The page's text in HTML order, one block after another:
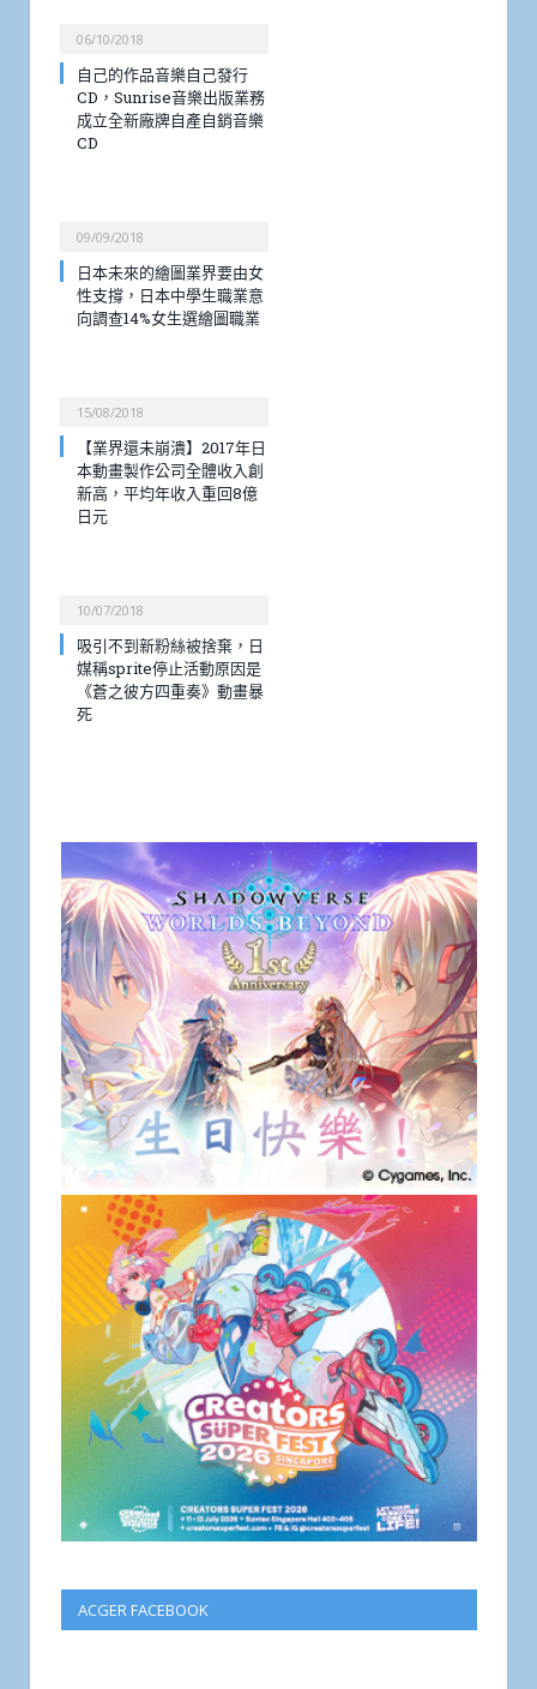
06/10/2018
自己的作品音樂自己發行
CD，Sunrise音樂出版業務
成立全新廠牌自產自銷音樂
CD
09/09/2018
日本未來的繪圖業界要由女
性支撐，日本中學生職業意
向調查14%女生選繪圖職業
15/08/2018
【業界還未崩潰】2017年日
本動畫製作公司全體收入創
新高，平均年收入重回8億
日元
10/07/2018
吸引不到新粉絲被捨棄，日
媒稱sprite停止活動原因是
《蒼之彼方四重奏》動畫暴
死
ACGER FACEBOOK